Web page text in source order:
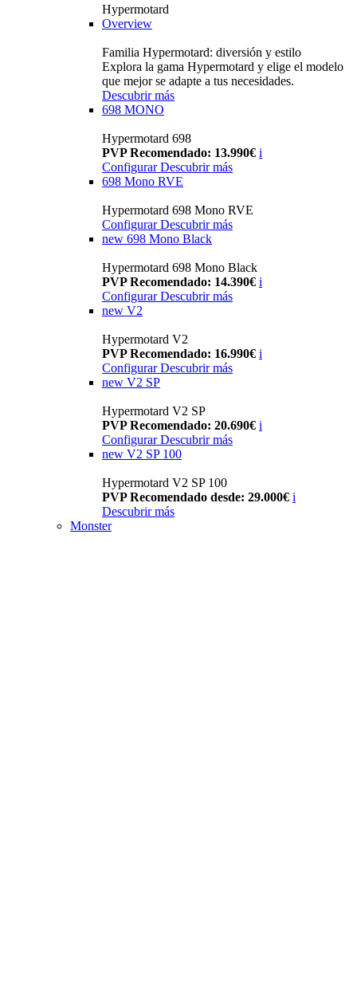
Hypermotard
Overview
Familia Hypermotard: diversión y estilo
Explora la gama Hypermotard y elige el modelo
que mejor se adapte a tus necesidades.
Descubrir más
698 MONO
Hypermotard 698
PVP Recomendado: 13.990€ i
ConfigurarDescubrir más
698 Mono RVE
Hypermotard 698 Mono RVE
Configurar Descubrir más
new 698 Mono Black
Hypermotard 698 Mono Black
PVP Recomendado: 14.390€ i
Configurar Descubrir más
new V2
Hypermotard V2
PVP Recomendado: 16.990€ i
Configurar Descubrir más
new V2 SP
Hypermotard V2 SP
PVP Recomendado: 20.690€ i
Configurar Descubrir más
new V2 SP 100
Hypermotard V2 SP 100
PVP Recomendado desde: 29.000€ i
Descubrir más
Monster